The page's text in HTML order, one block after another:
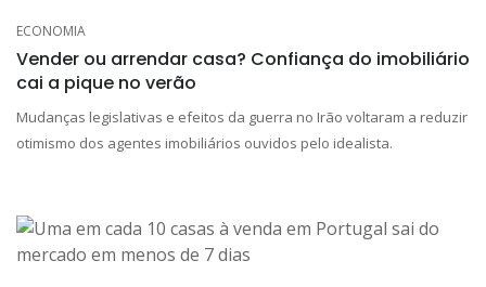
ECONOMIA
Vender ou arrendar casa? Confiança do imobiliário
cai a pique no verão
Mudanças legislativas e efeitos da guerra no Irão voltaram a reduzir
otimismo dos agentes imobiliários ouvidos pelo idealista.